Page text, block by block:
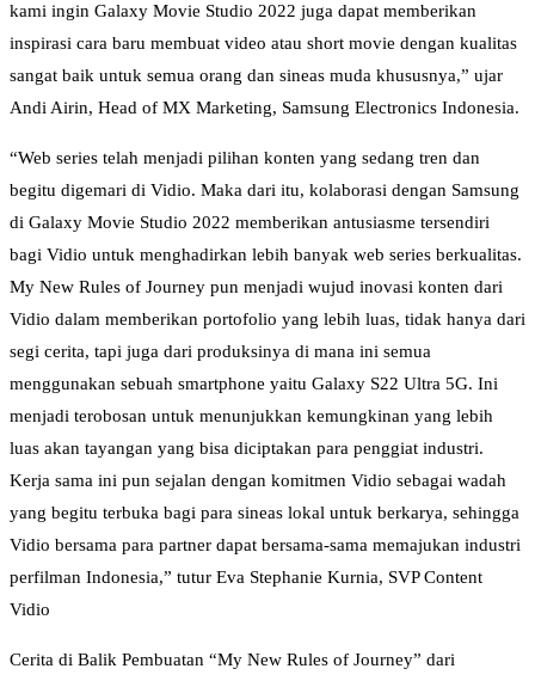
kami ingin Galaxy Movie Studio 2022 juga dapat memberikan
inspirasi cara baru membuat video atau short movie dengan kualitas
sangat baik untuk semua orang dan sineas muda khususnya,” ujar
Andi Airin, Head of MX Marketing, Samsung Electronics Indonesia.
“Web series telah menjadi pilihan konten yang sedang tren dan
begitu digemari di Vidio. Maka dari itu, kolaborasi dengan Samsung
di Galaxy Movie Studio 2022 memberikan antusiasme tersendiri
bagi Vidio untuk menghadirkan lebih banyak web series berkualitas.
My New Rules of Journey pun menjadi wujud inovasi konten dari
Vidio dalam memberikan portofolio yang lebih luas, tidak hanya dari
segi cerita, tapi juga dari produksinya di mana ini semua
menggunakan sebuah smartphone yaitu Galaxy S22 Ultra 5G. Ini
menjadi terobosan untuk menunjukkan kemungkinan yang lebih
luas akan tayangan yang bisa diciptakan para penggiat industri.
Kerja sama ini pun sejalan dengan komitmen Vidio sebagai wadah
yang begitu terbuka bagi para sineas lokal untuk berkarya, sehingga
Vidio bersama para partner dapat bersama-sama memajukan industri
perfilman Indonesia,” tutur Eva Stephanie Kurnia, SVP Content
Vidio
Cerita di Balik Pembuatan “My New Rules of Journey” dari